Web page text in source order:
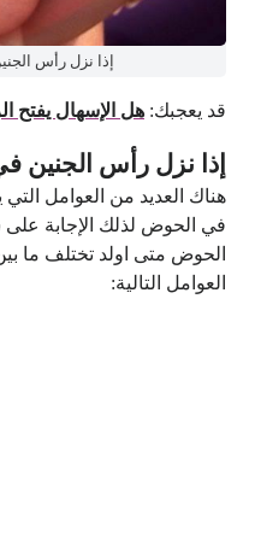
إذا نزل رأس
قد يعجبك: هل الإسهال يفتح
إذا نزل رأس الجنين
هناك العديد من العوامل
في الحوض لذلك الإجابة
الحوض متى اولد تختلف ما
العوامل التالية: